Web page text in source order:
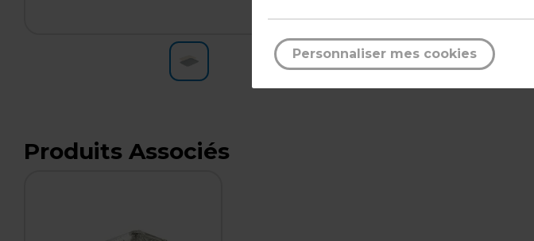
Produits Associés
Personnaliser mes cookies